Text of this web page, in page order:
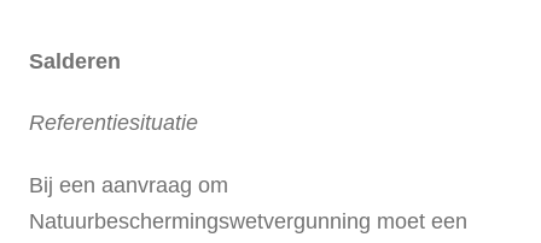
Salderen
Referentiesituatie
Bij een aanvraag om
Natuurbeschermingswetvergunning moet een